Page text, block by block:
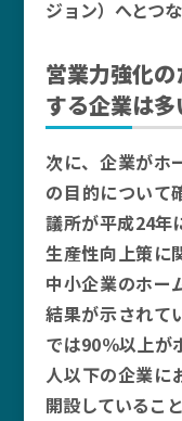
ジョン）へとつ
営業力強化
する企業は多
次に、企業がホ
の目的について
議所が平成24年
生産性向上策に
中小企業のホー
結果が示されて
では90％以上が
人以下の企業に
開設しているこ